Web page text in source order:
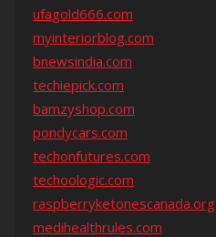
ufagold666.com
myinteriorblog.com
bnewsindia.com
techiepick.com
bamzyshop.com
pondycars.com
techonfutures.com
techoologic.com
raspberryketonescanada.org
medihealthrules.com